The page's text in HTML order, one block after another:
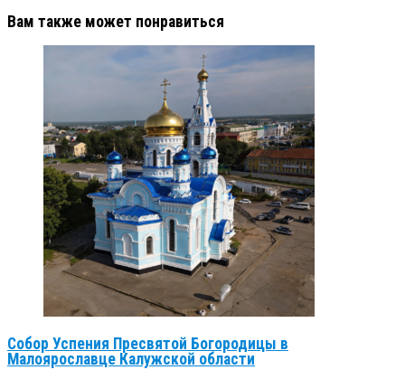
Вам также может понравиться
Собор Успения Пресвятой Богородицы в
Малоярославце Калужской области